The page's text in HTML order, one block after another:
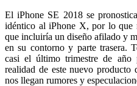
El iPhone SE 2018 se
idéntico al iPhone X, por lo que
que incluiría un diseño afilado y
en su contorno y parte trasera.
casi el último trimestre de año
realidad de este nuevo producto
nos llegan rumores y